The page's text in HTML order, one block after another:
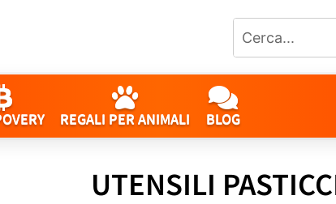
REGALI PER ANIMALI BLOG
UTENSILI